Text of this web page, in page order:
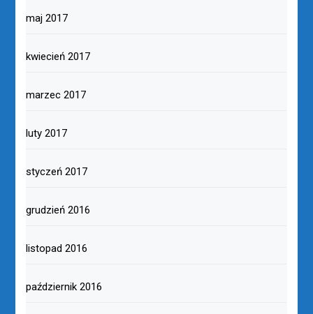
maj 2017
kwiecień 2017
marzec 2017
luty 2017
styczeń 2017
grudzień 2016
listopad 2016
październik 2016